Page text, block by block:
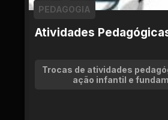
Atividades
PEDAGOGIA
Trocas de atividades
ação infantil e